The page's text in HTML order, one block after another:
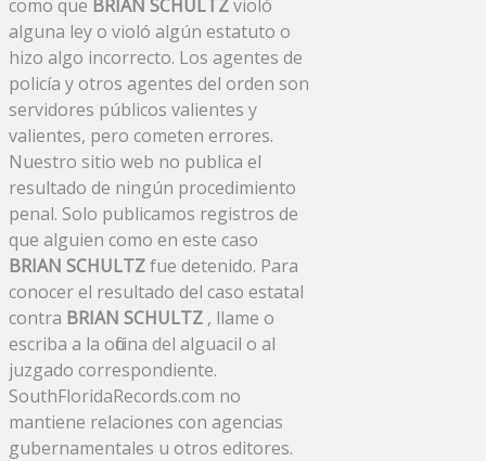
como que BRIAN SCHULTZvioló
alguna ley o violó algún estatuto o
hizo algo incorrecto. Los agentes de
policía y otros agentes del orden son
servidores públicos valientes y
valientes, pero cometen errores.
Nuestro sitio web no publica el
resultado de ningún procedimiento
penal. Solo publicamos registros de
que alguien como en este caso
BRIAN SCHULTZfue detenido. Para
conocer el resultado del caso estatal
contra BRIAN SCHULTZ , llame o
escriba a la oficina del alguacil o al
juzgado correspondiente.
SouthFloridaRecords.com no
mantiene relaciones con agencias
gubernamentales u otros editores.